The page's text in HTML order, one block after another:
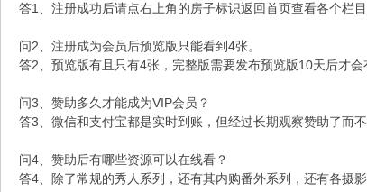
答1、注册成功后请点右上角的房子标识返回首页查看各个栏目
问2、注册成为会员后预览版只能看到4张。
答2、预览版有且只有4张，完整版需要发布预览版10天后才
问3、赞助多久才能成为VIP会员？
答3、微信和支付宝都是实时到账，但经过长期观察赞助了而
问4、赞助后有哪些资源可以在线看？
答4、除了常规的秀人系列，还有其内购番外系列，还有各摄